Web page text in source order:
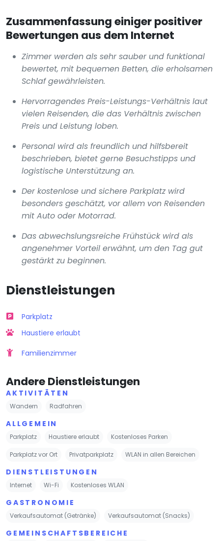
Zusammenfassung einiger positiver
Bewertungen aus dem Internet
Zimmer werden als sehr sauber und funktional
bewertet, mit bequemen Betten, die erholsamen
Schlaf gewährleisten.
Hervorragendes Preis-Leistungs-Verhältnis laut
vielen Reisenden, die das Verhältnis zwischen
Preis und Leistung loben.
Personal wird als freundlich und hilfsbereit
beschrieben, bietet gerne Besuchstipps und
logistische Unterstützung an.
Der kostenlose und sichere Parkplatz wird
besonders geschätzt, vor allem von Reisenden
mit Auto oder Motorrad.
Das abwechslungsreiche Frühstück wird als
angenehmer Vorteil erwähnt, um den Tag gut
gestärkt zu beginnen.
Dienstleistungen
Parkplatz
Haustiere erlaubt
Familienzimmer
Andere Dienstleistungen
AKTIVITÄTEN
Wandern Radfahren
ALLGEMEIN
Parkplatz Haustiere erlaubt Kostenloses Parken
Parkplatz vor Ort Privatparkplatz WLAN in allen Bereichen
DIENSTLEISTUNGEN
Internet Wi-Fi Kostenloses WLAN
GASTRONOMIE
Verkaufsautomat (Getränke) Verkaufsautomat (Snacks)
GEMEINSCHAFTSBEREICHE